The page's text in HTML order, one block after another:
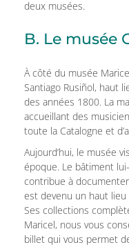
deux musées.
B. Le musée
À côté du musée
Santiago Rusiñol, haut
des années 1800. La
accueillant des
toute la Catalogne et
Aujourd’hui, le musée
époque. Le bâtiment
contribue à
est devenu un haut
Ses collections
Maricel, nous vous
billet qui vous permet